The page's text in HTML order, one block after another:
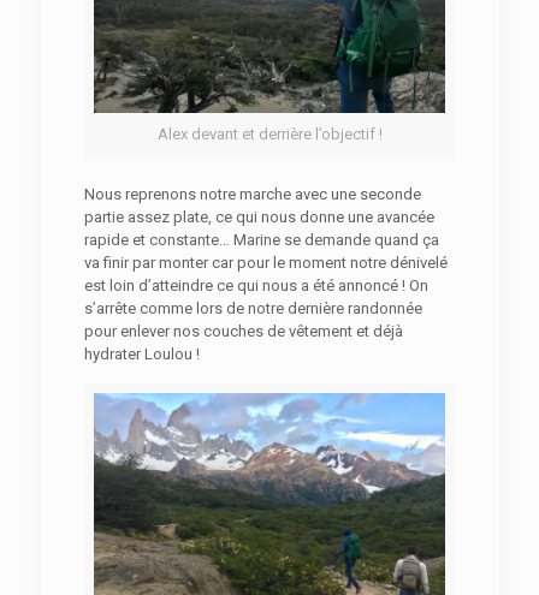
Alex devant et derrière l’objectif !
Nous reprenons notre marche avec une seconde
partie assez plate, ce qui nous donne une avancée
rapide et constante… Marine se demande quand ça
va finir par monter car pour le moment notre dénivelé
est loin d’atteindre ce qui nous a été annoncé ! On
s’arrête comme lors de notre dernière randonnée
pour enlever nos couches de vêtement et déjà
hydrater Loulou !